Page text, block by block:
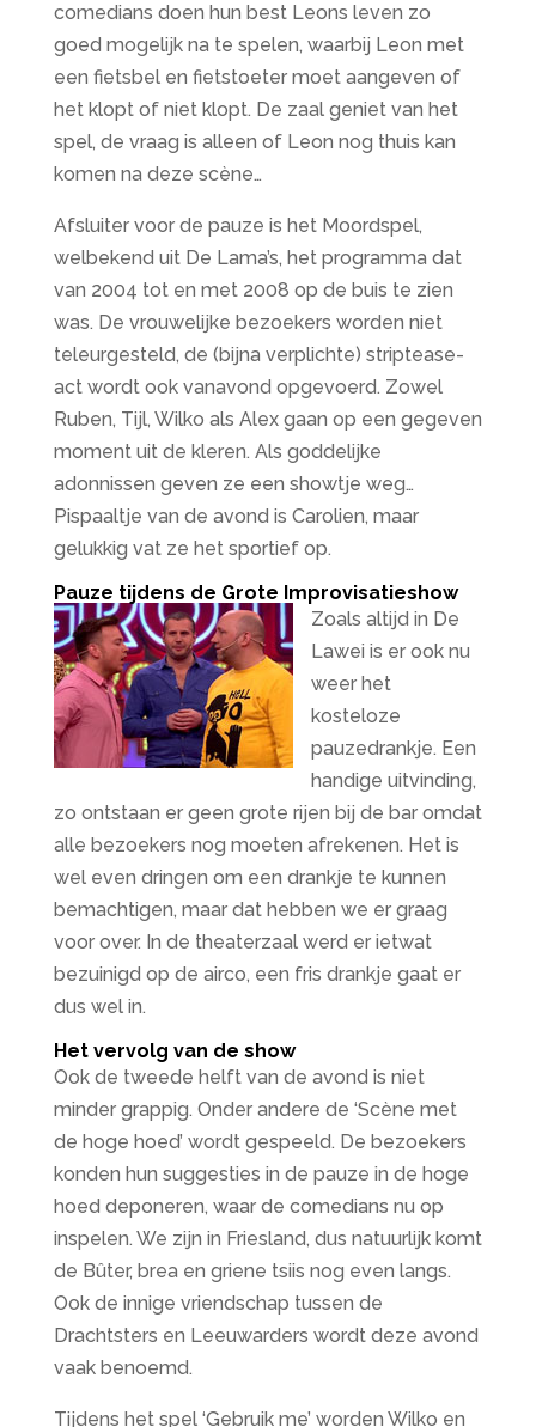
comedians doen hun best Leons leven zo
goed mogelijk na te spelen, waarbij Leon met
een fietsbel en fietstoeter moet aangeven of
het klopt of niet klopt. De zaal geniet van het
spel, de vraag is alleen of Leon nog thuis kan
komen na deze scène…
Afsluiter voor de pauze is het Moordspel,
welbekend uit De Lama’s, het programma dat
van 2004 tot en met 2008 op de buis te zien
was. De vrouwelijke bezoekers worden niet
teleurgesteld, de (bijna verplichte) striptease-
act wordt ook vanavond opgevoerd. Zowel
Ruben, Tijl, Wilko als Alex gaan op een gegeven
moment uit de kleren. Als goddelijke
adonnissen geven ze een showtje weg…
Pispaaltje van de avond is Carolien, maar
gelukkig vat ze het sportief op.
Pauze tijdens de Grote Improvisatieshow
Zoals altijd in De
Lawei is er ook nu
weer het
kosteloze
pauzedrankje. Een
handige uitvinding,
zo ontstaan er geen grote rijen bij de bar omdat
alle bezoekers nog moeten afrekenen. Het is
wel even dringen om een drankje te kunnen
bemachtigen, maar dat hebben we er graag
voor over. In de theaterzaal werd er ietwat
bezuinigd op de airco, een fris drankje gaat er
dus wel in.
Het vervolg van de show
Ook de tweede helft van de avond is niet
minder grappig. Onder andere de ‘Scène met
de hoge hoed’ wordt gespeeld. De bezoekers
konden hun suggesties in de pauze in de hoge
hoed deponeren, waar de comedians nu op
inspelen. We zijn in Friesland, dus natuurlijk komt
de Bûter, brea en griene tsiis nog even langs.
Ook de innige vriendschap tussen de
Drachtsters en Leeuwarders wordt deze avond
vaak benoemd.
Tijdens het spel ‘Gebruik me’ worden Wilko en